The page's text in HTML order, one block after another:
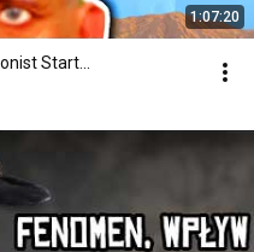
1:07:20
Start...